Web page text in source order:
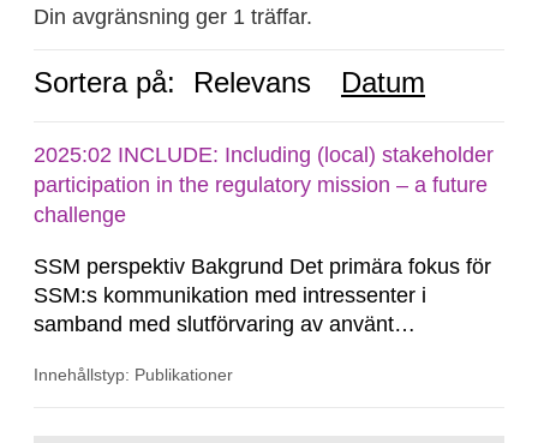
Din avgränsning ger 1 träffar.
Sortera på: Relevans Datum
2025:02 INCLUDE: Including (local) stakeholder
participation in the regulatory mission – a future
challenge
SSM perspektiv Bakgrund Det primära fokus för
SSM:s kommunikation med intressenter i
samband med slutförvaring av använt
legat på formella samrådsprocesser kring den
Innehållstyp: Publikationer